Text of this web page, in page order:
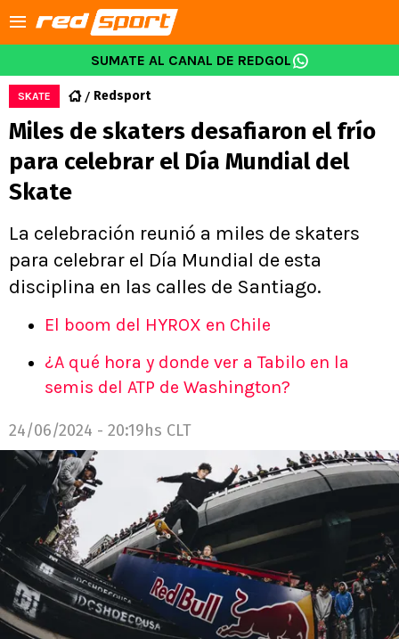
SUMATE AL CANAL DE REDGOL
SKATE Redsport
Miles de skaters desafiaron el frío
para celebrar el Día Mundial del
Skate
La celebración reunió a miles de skaters
para celebrar el Día Mundial de esta
disciplina en las calles de Santiago.
El boom del HYROX en Chile
¿A qué hora y donde ver a Tabilo en la
semis del ATP de Washington?
24/06/2024 - 20:19hs CLT